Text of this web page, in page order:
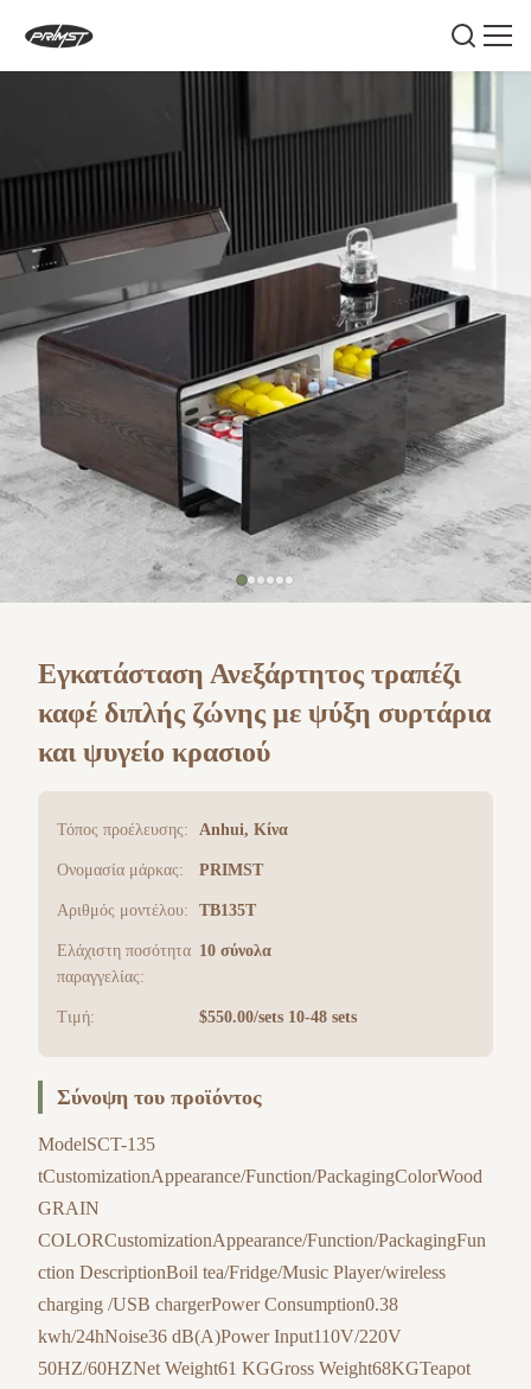
Εγκατάσταση Ανεξάρτητος τραπέζι
καφέ διπλής ζώνης με ψύξη συρτάρια
και ψυγείο κρασιού
Τόπος προέλευσης: Anhui, Κίνα
Ονομασία μάρκας: PRIMST
Αριθμός μοντέλου: TB135T
Ελάχιστη ποσότητα
παραγγελίας:
10 σύνολα
Τιμή: $550.00/sets 10-48 sets
Σύνοψη του προϊόντος
ModelSCT-135
tCustomizationAppearance/Function/PackagingColorWood
GRAIN
COLORCustomizationAppearance/Function/PackagingFun
ction DescriptionBoil tea/Fridge/Music Player/wireless
charging /USB chargerPower Consumption0.38
kwh/24hNoise36 dB(A)Power Input110V/220V
50HZ/60HZNet Weight61 KGGross Weight68KGTeapot